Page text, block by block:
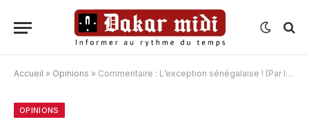
Accueil » Opinions » Commentaire : L’exception sénégalaise ! (Par Ibrahima Khalil Wade)
OPINIONS